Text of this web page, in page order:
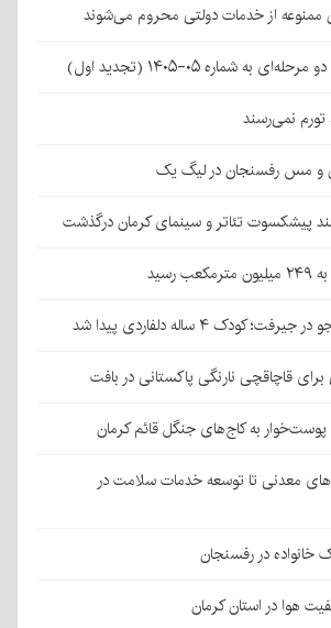
ممنوعه از خدمات دولتی محروم می‌شوند
شماره ۰۵-۱۴۰۵ (تجدید اول)
تورم نمی‌رسند
و مس رفسنجان در لیگ یک
پیشکسوت تئاتر و سینمای کرمان درگذشت
۴ ساله دلفاردی پیدا شد
به کاج‌های جنگل قائم کرمان
معدنی تا توسعه خدمات سلامت در
خانواده در رفسنجان
هوا در استان کرمان